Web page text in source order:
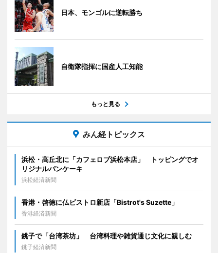
日本、モンゴルに逆転勝ち
自衛隊指揮に国産人工知能
もっと見る
みん経トピックス
浜松・高丘北に「カフェロブ浜松本店」 トッピングでオ
リジナルパンケーキ
浜松経済新聞
香港・啓徳に仏ビストロ新店「Bistrot's Suzette」
香港経済新聞
銚子で「台湾茶坊」 台湾料理や雑貨通じ文化に親しむ
銚子経済新聞